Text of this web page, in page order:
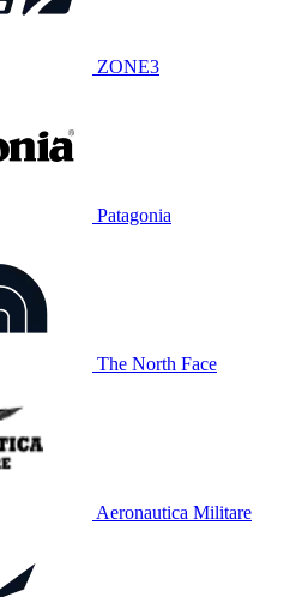
ZONE3
Patagonia
The North Face
Aeronautica Militare